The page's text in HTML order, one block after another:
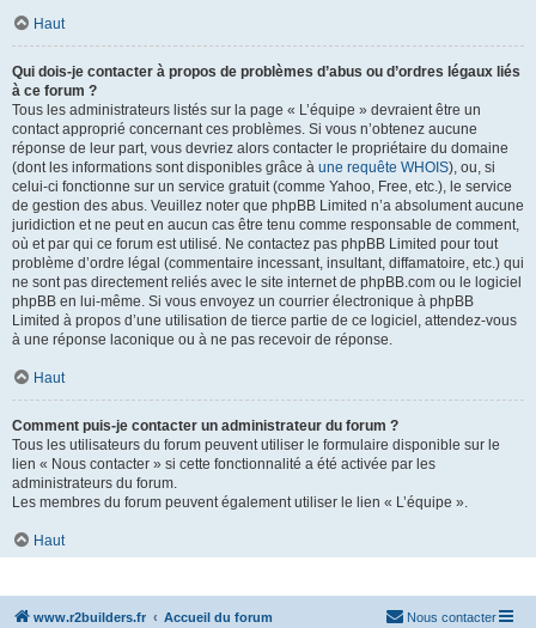
Haut
Qui dois-je contacter à propos de problèmes d’abus ou d’ordres légaux liés
à ce forum ?
Tous les administrateurs listés sur la page « L’équipe » devraient être un
contact approprié concernant ces problèmes. Si vous n’obtenez aucune
réponse de leur part, vous devriez alors contacter le propriétaire du domaine
(dont les informations sont disponibles grâce à une requête WHOIS), ou, si
celui-ci fonctionne sur un service gratuit (comme Yahoo, Free, etc.), le service
de gestion des abus. Veuillez noter que phpBB Limited n’a absolument aucune
juridiction et ne peut en aucun cas être tenu comme responsable de comment,
où et par qui ce forum est utilisé. Ne contactez pas phpBB Limited pour tout
problème d’ordre légal (commentaire incessant, insultant, diffamatoire, etc.) qui
ne sont pas directement reliés avec le site internet de phpBB.com ou le logiciel
phpBB en lui-même. Si vous envoyez un courrier électronique à phpBB
Limited à propos d’une utilisation de tierce partie de ce logiciel, attendez-vous
à une réponse laconique ou à ne pas recevoir de réponse.
Haut
Comment puis-je contacter un administrateur du forum ?
Tous les utilisateurs du forum peuvent utiliser le formulaire disponible sur le
lien « Nous contacter » si cette fonctionnalité a été activée par les
administrateurs du forum.
Les membres du forum peuvent également utiliser le lien « L’équipe ».
Haut
www.r2builders.fr Accueil du forum Nous contacter